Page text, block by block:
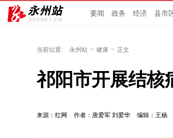
要闻 政务 经济 县市
当前位置: 永州站 > 健康 > 正文
祁阳市开展结核
来源：红网 作者：唐爱军 刘爱华 编辑：王杨